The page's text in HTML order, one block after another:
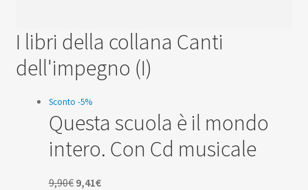
I libri della collana Canti
dell'impegno (I)
Sconto -5%
Questa scuola è il mondo
intero. Con Cd musicale
9,90€ Il
9,41€Il